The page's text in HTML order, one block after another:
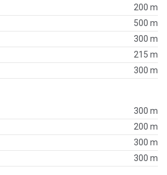
200 m
500 m
300 m
215 m
300 m
300 m
200 m
300 m
300 m